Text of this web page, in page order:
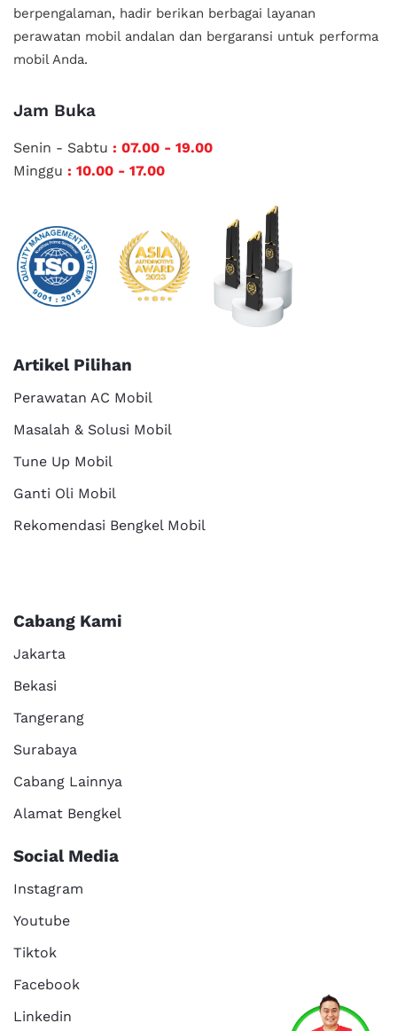
Services About Us
berpengalaman, hadir berikan berbagai layanan
perawatan mobil andalan dan bergaransi untuk performa
mobil Anda.
Jam Buka
Senin - Sabtu : 07.00 - 19.00
Minggu : 10.00 - 17.00
Artikel Pilihan
Perawatan AC Mobil
Masalah & Solusi Mobil
Tune Up Mobil
Ganti Oli Mobil
Rekomendasi Bengkel Mobil
Cabang Kami
Jakarta
Bekasi
Tangerang
Surabaya
Cabang Lainnya
Alamat Bengkel
Social Media
Instagram
Youtube
Tiktok
Facebook
Linkedin